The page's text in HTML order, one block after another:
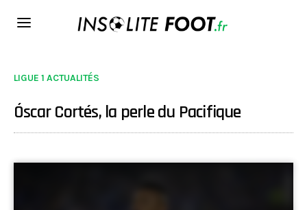
LIGUE 1 ACTUALITÉS
Óscar Cortés, la perle du Pacifique